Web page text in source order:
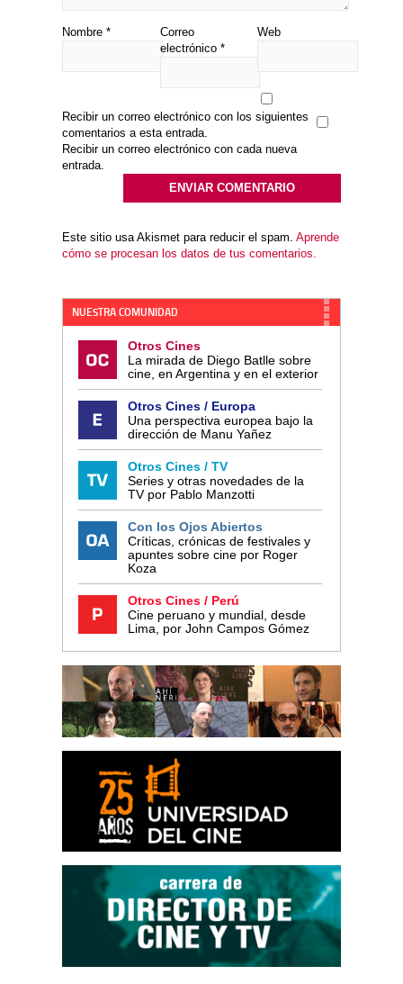
Nombre *
Correo
electrónico *
Web
Recibir un correo electrónico con los siguientes
comentarios a esta entrada.
Recibir un correo electrónico con cada nueva
entrada.
Este sitio usa Akismet para reducir el spam. Aprende
cómo se procesan los datos de tus comentarios.
NUESTRA COMUNIDAD
Otros Cines
La mirada de Diego Batlle sobre
cine, en Argentina y en el exterior
Otros Cines / Europa
Una perspectiva europea bajo la
dirección de Manu Yañez
Otros Cines / TV
Series y otras novedades de la
TV por Pablo Manzotti
Con los Ojos Abiertos
Críticas, crónicas de festivales y
apuntes sobre cine por Roger
Koza
Otros Cines / Perú
Cine peruano y mundial, desde
Lima, por John Campos Gómez